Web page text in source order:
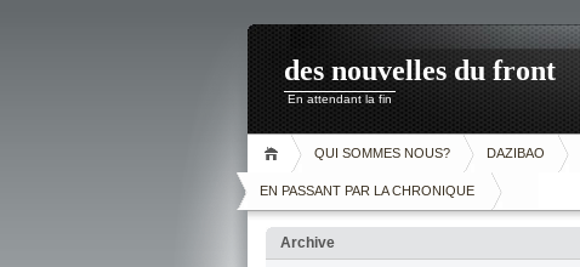
des nouvelles du front
En attendant la fin
QUI SOMMES NOUS? DAZIBAO
EN PASSANT PAR LA CHRONIQUE
Archive